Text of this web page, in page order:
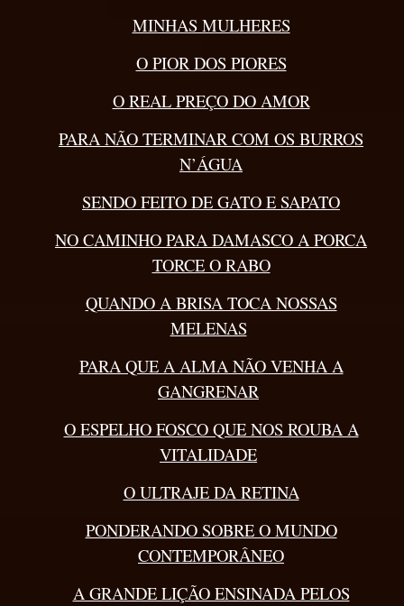
MINHAS MULHERES
O PIOR DOS PIORES
O REAL PREÇO DO AMOR
PARA NÃO TERMINAR COM OS BURROS
N’ÁGUA
SENDO FEITO DE GATO E SAPATO
NO CAMINHO PARA DAMASCO A PORCA
TORCE O RABO
QUANDO A BRISA TOCA NOSSAS
MELENAS
PARA QUE A ALMA NÃO VENHA A
GANGRENAR
O ESPELHO FOSCO QUE NOS ROUBA A
VITALIDADE
O ULTRAJE DA RETINA
PONDERANDO SOBRE O MUNDO
CONTEMPORÂNEO
A GRANDE LIÇÃO ENSINADA PELOS